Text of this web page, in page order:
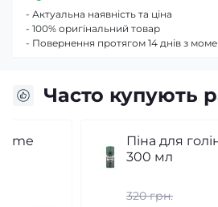
Часто купують
Піна для гоління з
- Актуальна наявність та ціна
- 100% оригінальний товар
- Повернення протягом 14 днів з